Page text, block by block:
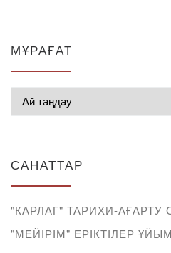
МҰРАҒАТ
САНАТТАР
"КАРЛАГ" ТАРИХИ-АҒАРТУ
"МЕЙІРІМ" ЕРІКТІЛЕР